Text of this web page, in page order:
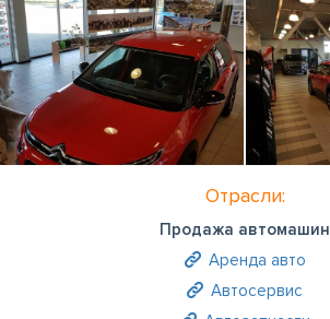
Отрасли:
Продажа автомашин
Аренда авто
Автосервис